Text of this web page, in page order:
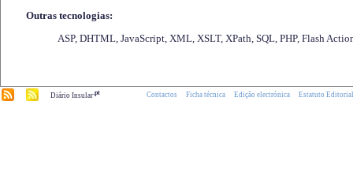
Outras tecnologias:
ASP, DHTML, JavaScript, XML, XSLT, XPath, SQL, PHP, Flash
Diário Insular.pt Contactos Ficha técnica Edição electrónica Estatuto Editorial